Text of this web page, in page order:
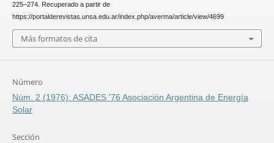
225–274. Recuperado a partir de
https://portalderevistas.unsa.edu.ar/index.php/averma/article/view/4699
Más formatos de cita
Número
Núm. 2 (1976): ASADES '76 Asociación Argentina de Energía
Solar
Sección